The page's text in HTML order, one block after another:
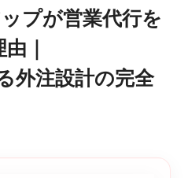
プが営業代行を
｜
外注設計の完全